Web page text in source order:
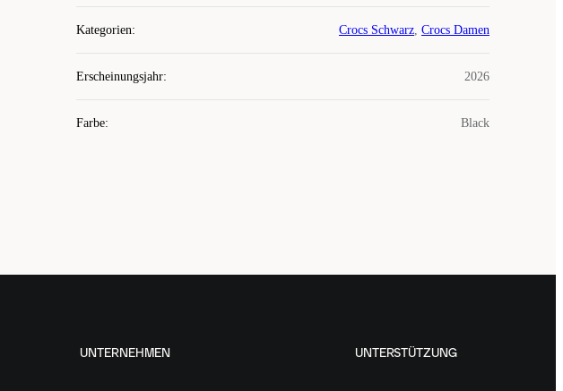
Kategorien: Crocs Schwarz, Crocs Damen
Erscheinungsjahr: 2026
Farbe: Black
UNTERNEHMEN UNTERSTÜTZUNG